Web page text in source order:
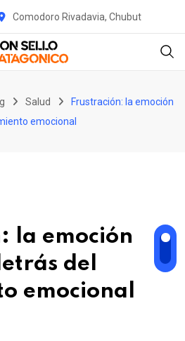
Comodoro Rivadavia, Chubut
Salud
Frustración: la emoción
emocional
la emoción
del
emocional